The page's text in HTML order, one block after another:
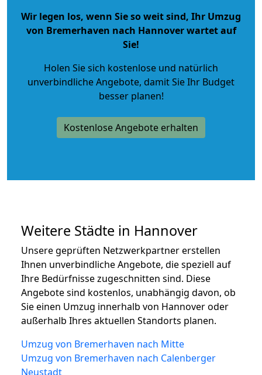
Wir legen los, wenn Sie so weit sind, Ihr Umzug
von Bremerhaven nach Hannover wartet auf
Sie!
Holen Sie sich kostenlose und natürlich
unverbindliche Angebote, damit Sie Ihr Budget
besser planen!
Kostenlose Angebote erhalten
Weitere Städte in Hannover
Unsere geprüften Netzwerkpartner erstellen
Ihnen unverbindliche Angebote, die speziell auf
Ihre Bedürfnisse zugeschnitten sind. Diese
Angebote sind kostenlos, unabhängig davon, ob
Sie einen Umzug innerhalb von Hannover oder
außerhalb Ihres aktuellen Standorts planen.
Umzug von Bremerhaven nach Mitte
Umzug von Bremerhaven nach Calenberger
Neustadt